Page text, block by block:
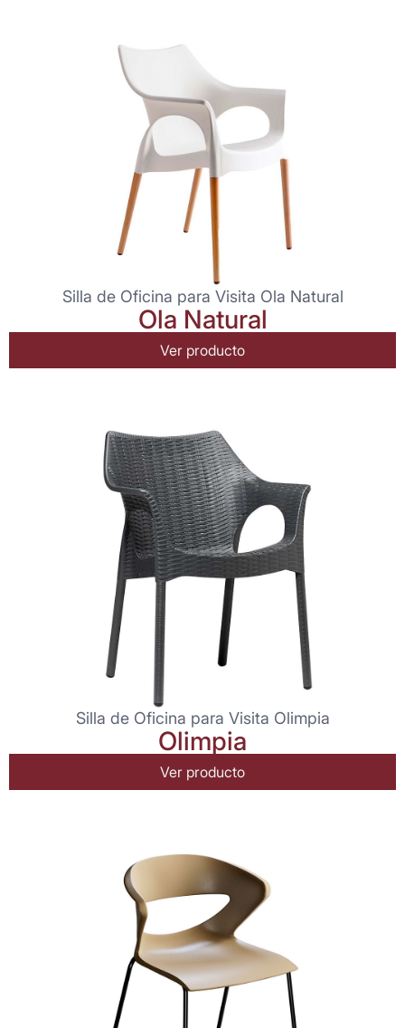
Silla de Oficina para Visita Ola Natural
Ola Natural
Ver producto
Silla de Oficina para Visita Olimpia
Olimpia
Ver producto